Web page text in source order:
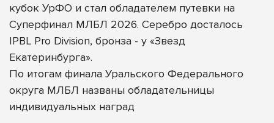
кубок УрФО и стал обладателем путевки на
Суперфинал МЛБЛ 2026. Серебро досталось
IPBL Pro Division, бронза - у «Звезд
Екатеринбурга».
По итогам финала Уральского Федерального
округа МЛБЛ названы обладательницы
индивидуальных наград